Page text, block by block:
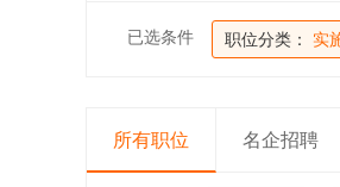
已选条件 职位分类： 实
所有职位 名企招聘